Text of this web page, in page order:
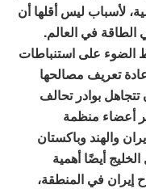
لأسباب ليس أقلها أن
الضوء على استنباطات
تعريف مصالحها
تتجاهل بوادر تحالف
أعضاء منظمة
والهند وباكستان
أيضًا أهمية
إيران في المنطقة،